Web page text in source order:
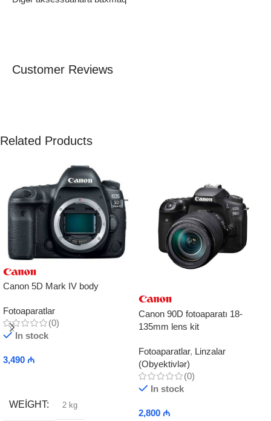
Customer Reviews
Related Products
Canon 5D Mark IV body
Fotoaparatlar
(0)
In stock
3,490 ₼
WEIGHT 2 kg
Canon 90D fotoaparatı 18-
135mm lens kit
Fotoaparatlar, Linzalar
(Obyektivlər)
(0)
In stock
2,800 ₼